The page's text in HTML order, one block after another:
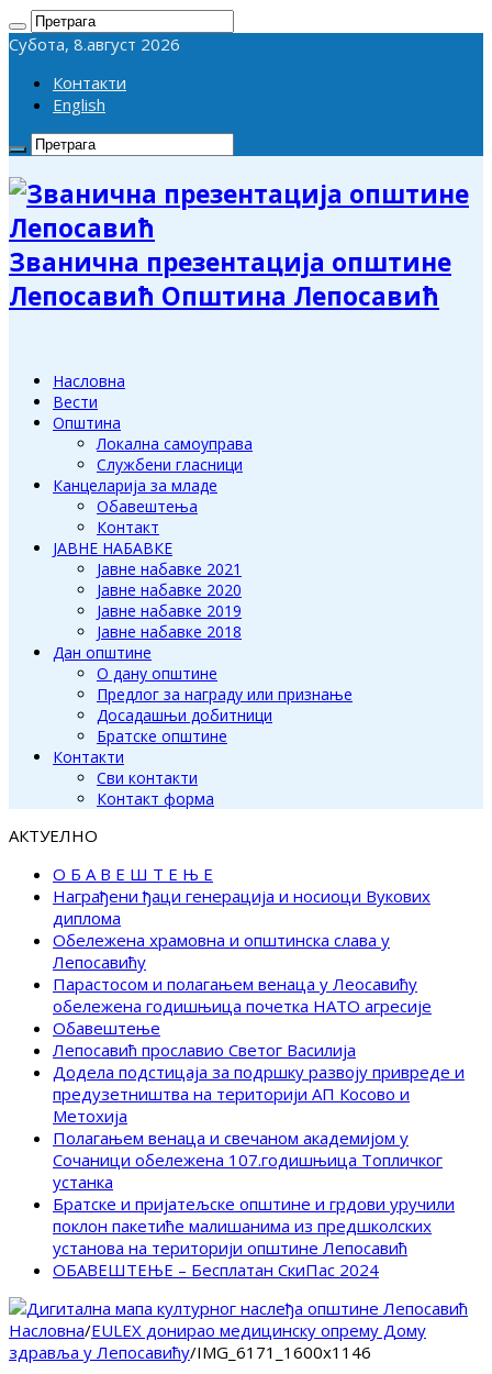
Субота, 8.август 2026
Контакти
English
Званична презентација општине
Лепосавић Општина Лепосавић
Насловна
Вести
Општина
Локална самоуправа
Службени гласници
Канцеларија за младе
Обавештења
Контакт
ЈАВНЕ НАБАВКЕ
Јавне набавке 2021
Јавне набавке 2020
Јавне набавке 2019
Јавне набавке 2018
Дан општине
О дану општине
Предлог за награду или признање
Досадашњи добитници
Братске општине
Контакти
Сви контакти
Контакт форма
АКТУЕЛНО
О Б А В Е Ш Т Е Њ Е
Награђени ђаци генерација и носиоци Вукових
диплома
Обележена храмовна и општинска слава у
Лепосавићу
Парастосом и полагањем венаца у Леосавићу
обележена годишњица почетка НАТО агресије
Обавештење
Лепосавић прославио Светог Василија
Додела подстицаја за подршку развоју привреде и
предузетништва на територији АП Косово и
Метохија
Полагањем венаца и свечаном академијом у
Сочаници обележена 107.годишњица Топличког
устанка
Братске и пријатељске општине и грдови уручили
поклон пакетиће малишанима из предшколских
установа на територији општине Лепосавић
ОБАВЕШТЕЊЕ – Бесплатан СкиПас 2024
Насловна/EULEX донирао медицинску опрему Дому
здравља у Лепосавићу/IMG_6171_1600x1146